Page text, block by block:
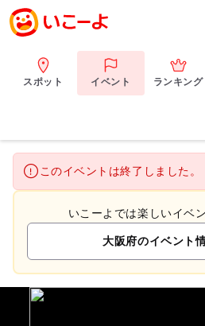
スポット イベント ランキング
このイベントは終了しました。
いこーよでは楽しいイベ
大阪府のイベント